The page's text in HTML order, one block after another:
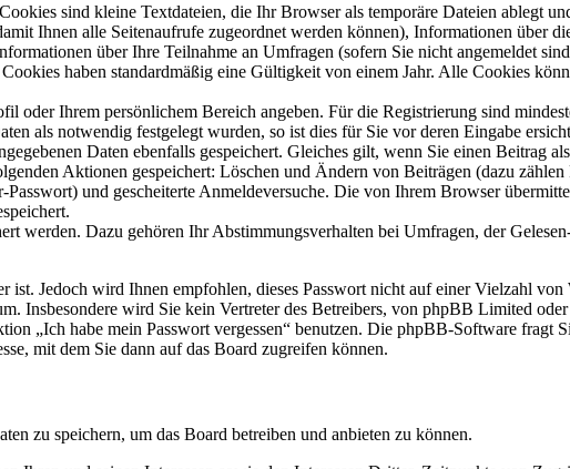
sind kleine Textdateien, die Ihr Browser als temporäre Dateien ablegt
Ihnen alle Seitenaufrufe zugeordnet werden können), Informationen über
über Ihre Teilnahme an Umfragen (sofern Sie nicht angemeldet
haben standardmäßig eine Gültigkeit von einem Jahr. Alle Cookies
oder Ihrem persönlichem Bereich angeben. Für die Registrierung sind
als notwendig festgelegt wurden, so ist dies für Sie vor deren Eingabe
Daten ebenfalls gespeichert. Gleiches gilt, wenn Sie einen Beitrag
Aktionen gespeichert: Löschen und Ändern von Beiträgen (dazu
und gescheiterte Anmeldeversuche. Die von Ihrem Browser
werden. Dazu gehören Ihr Abstimmungsverhalten bei Umfragen, der
Jedoch wird Ihnen empfohlen, dieses Passwort nicht auf einer Vielzahl
Insbesondere wird Sie kein Vertreter des Betreibers, von phpBB Limited
„Ich habe mein Passwort vergessen“ benutzen. Die phpBB-Software fragt
mit dem Sie dann auf das Board zugreifen können.
zu speichern, um das Board betreiben und anbieten zu können.